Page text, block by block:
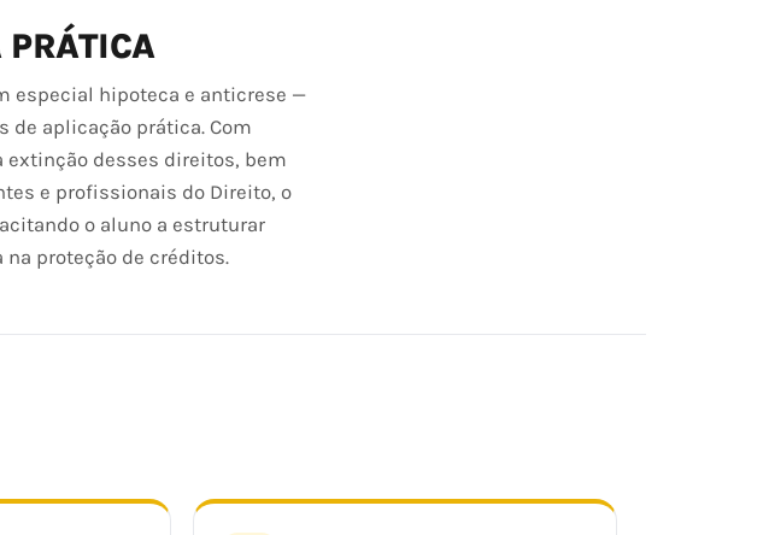
especial hipoteca e anticrese —
aplicação prática. Com
extinção desses direitos, bem
e profissionais do Direito, o
o aluno a estruturar
proteção de créditos.